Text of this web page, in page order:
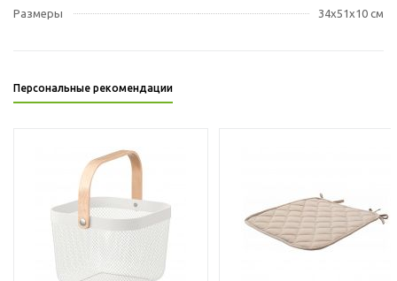
Размеры
34x51x10 см
Персональные рекомендации